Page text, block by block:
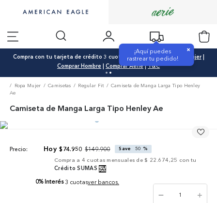
¡Aquí puedes
rastrear tu pedido!
×
Compra con tu tarjeta de crédito 3 cuotas 0% interés |Comprar Mujer|
Comprar Hombre | Comprar Aerie|T&C
Ropa Mujer Camisetas Regular Fit
Camiseta de Manga Larga Tipo Henley
Ae
Camiseta de Manga Larga Tipo Henley Ae
Precio: $74.950 $149.900 Save 50 %
Compra a 4 cuotas mensuales de $ 22.674,25 con tu
Crédito SUMAS
0% Interés 3 cuotasver bancos.
＋
－